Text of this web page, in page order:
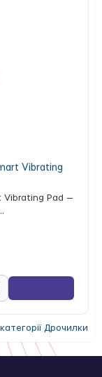
Vibrating
Vibrating Pad —
Дрочилки